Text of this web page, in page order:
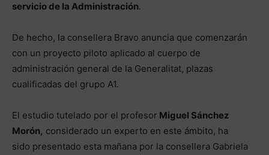
servicio de la Administración.
De hecho, la consellera Bravo anuncia que comenzarán
con un proyecto piloto aplicado al cuerpo de
administración general de la Generalitat, plazas
cualificadas del grupo A1.
El estudio tutelado por el profesor Miguel Sánchez
Morón, considerado un experto en este ámbito, ha
sido presentado esta mañana por la consellera Gabriela